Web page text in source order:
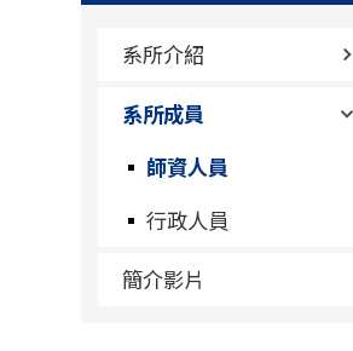
系所介紹
系所成員
師資人員
行政人員
簡介影片